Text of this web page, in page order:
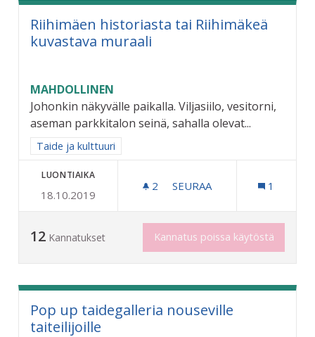
Riihimäen historiasta tai Riihimäkeä
kuvastava muraali
MAHDOLLINEN
Johonkin näkyvälle paikalla. Viljasiilo, vesitorni,
aseman parkkitalon seinä, sahalla olevat...
Rajaa tulokset aihepiirin mukaan: Taide ja kulttuuri
Taide ja kulttuuri
LUONTIAIKA
18.10.2019
2 2 SEURAAJAA
SEURAA 1
12 Kannatukset Kannatus poissa käytöstä
Pop up taidegalleria nouseville
taiteilijoille